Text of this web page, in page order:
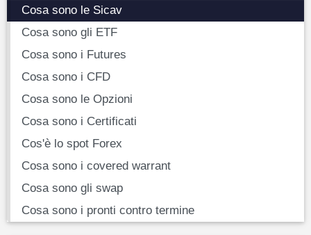
Cosa sono le Sicav
Cosa sono gli ETF
Cosa sono i Futures
Cosa sono i CFD
Cosa sono le Opzioni
Cosa sono i Certificati
Cos'è lo spot Forex
Cosa sono i covered warrant
Cosa sono gli swap
Cosa sono i pronti contro termine